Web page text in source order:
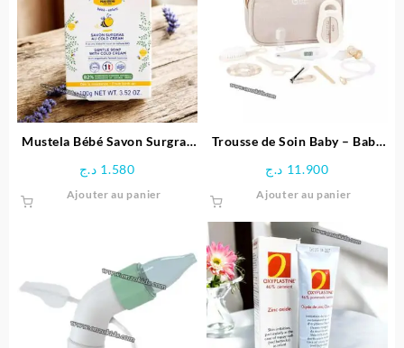
Mustela Bébé Savon Surgras
Protecteur 100 g
1.580 د.ج
Ajouter au panier
Trousse de Soin Baby – Baby
11.900 د.ج
Ajouter au panier